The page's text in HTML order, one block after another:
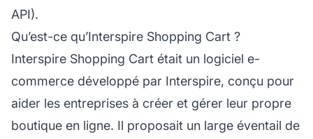
API).
Qu’est-ce qu’Interspire Shopping Cart ?
Interspire Shopping Cart était un logiciel e-
commerce développé par Interspire, conçu pour
aider les entreprises à créer et gérer leur propre
boutique en ligne. Il proposait un large éventail de